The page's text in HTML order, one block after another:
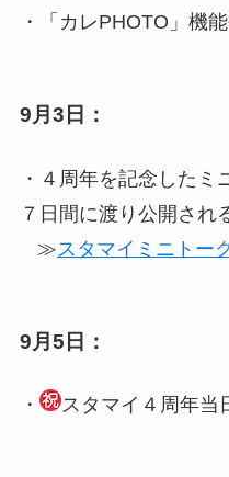
・「カレPHOTO」機能
9月3日：
・４周年を記念したミ
７日間に渡り公開され
≫ スタマイミニトー
9月5日：
・ スタマイ４周年当